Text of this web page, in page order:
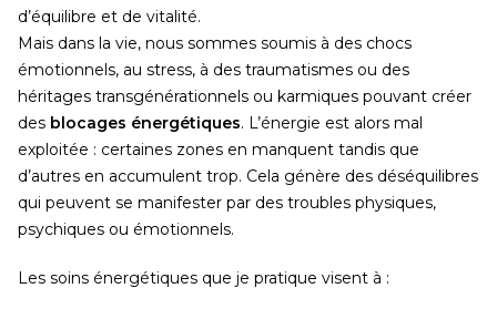
d’équilibre et de vitalité.
Mais dans la vie, nous sommes soumis à des chocs
émotionnels, au stress, à des traumatismes ou des
héritages transgénérationnels ou karmiques pouvant créer
des blocages énergétiques. L’énergie est alors mal
exploitée : certaines zones en manquent tandis que
d’autres en accumulent trop. Cela génère des déséquilibres
qui peuvent se manifester par des troubles physiques,
psychiques ou émotionnels.
Les soins énergétiques que je pratique visent à :